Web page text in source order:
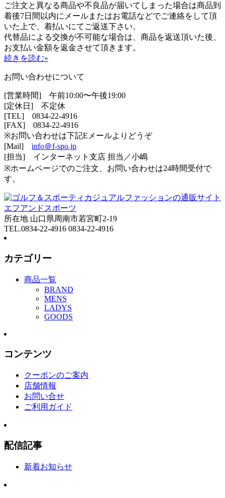
ご注文と異なる商品や不良品が届いてしまった場合は商品到
着後7日間以内にメールまたはお電話などでご連絡をして頂
いた上で、着払いにてご返送下さい。
代替品による交換が不可能な場合は、商品を返送頂いた後、
お支払い金額を返金させて頂きます。
続きを読む»
お問い合わせについて
[営業時間] 午前10:00〜午後19:00
[定休日] 不定休
[TEL] 0834-22-4916
[FAX] 0834-22-4916
※お問い合わせは下記Eメールよりどうぞ
[Mail] info＠f-spo.jp
[担当] インターネット支店 担当／小嶋
※ホームページでのご注文、お問い合わせは24時間受付で
す。
所在地 山口県周南市若宮町2-19
TEL.0834-22-4916 0834-22-4916
カテゴリー
商品一覧
BRAND
MENS
LADYS
GOODS
コンテンツ
クーポンのご案内
店舗情報
お問い合せ
ご利用ガイド
配信記事
新着お知らせ